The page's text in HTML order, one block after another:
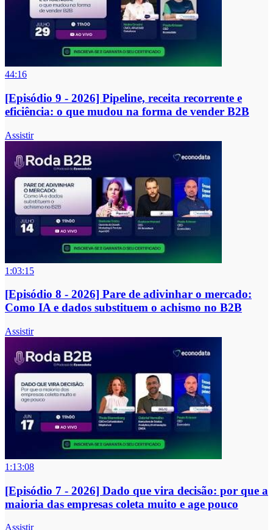
44:16
[Episódio 9 - 2026] Pipeline, receita recorrente e
eficiência: o que mudou na forma de vender B2B
Assistir
1:03:15
[Episódio 8 - 2026] Pare de adivinhar o mercado:
Como IA e dados substituem o achismo no B2B
Assistir
1:13:08
[Episódio 7 - 2026] Dado que vira decisão: por que a
maioria das empresas coleta muito e age pouco
Assistir